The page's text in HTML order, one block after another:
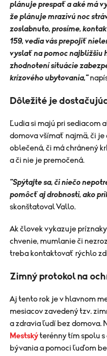
plánuje prespať a aké má
že plánuje mrazivú noc
zoslabnuto, prosíme,
159, vedia vás prepojiť
vyslať na pomoc najbližšiu
zhodnotení situácie
krízového ubytovania,"
Dôležité je
Ľudia si majú pri sediacom
domova všímať najmä, či
oblečená, či má chránený
a či nie je premočená.
"Spýtajte sa, či niečo
pomôcť aj drobnosti, ako
skonštatoval Vallo.
Ak človek vykazuje
chvenie, mumlanie či
treba kontaktovať rýchlo
Zimný protokol na
Aj tento rok je v hlavnom
mesiacov zavedený tzv.
a zdravia ľudí bez domova.
Mestskýterénny tím spolu
bývania a pomoci ľuďom